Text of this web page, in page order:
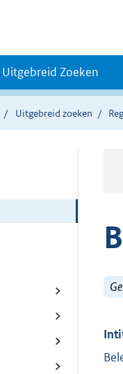
Uitgebreid Zoeken
Uitgebreid zoeken